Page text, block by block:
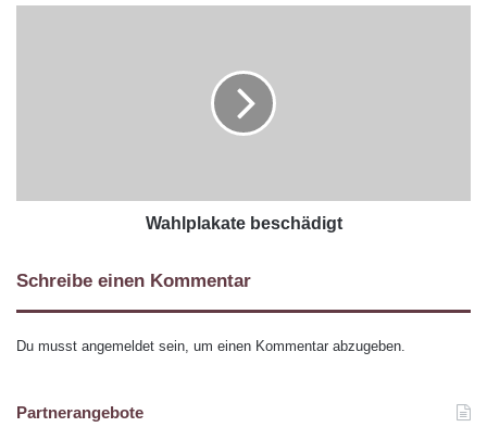
Wahlplakate beschädigt
Schreibe einen Kommentar
Du musst angemeldet sein, um einen Kommentar abzugeben.
Partnerangebote